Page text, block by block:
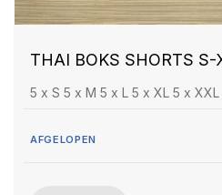
THAI BOKS SHORTS S-
5 x S 5 x M 5 x L 5 x XL 5 x XXL
AFGELOPEN